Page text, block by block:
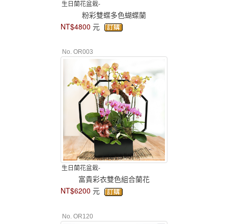
生日蘭花盆栽-
粉彩雙蝶多色蝴蝶蘭
NT$4800 元
No. OR003
生日蘭花盆栽-
富貴彩衣雙色組合蘭花
NT$6200 元
No. OR120